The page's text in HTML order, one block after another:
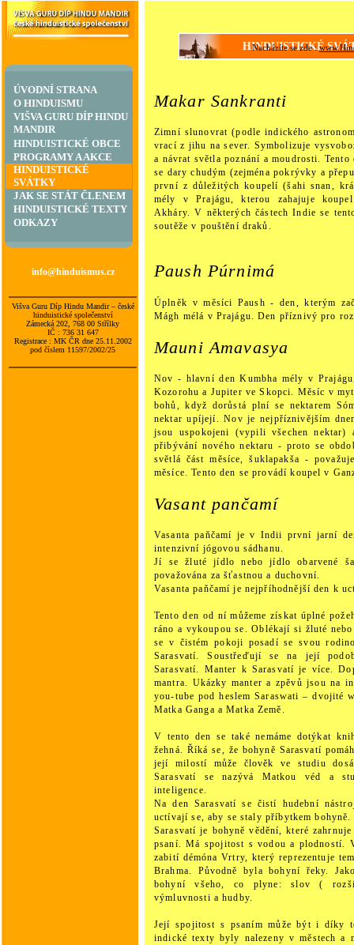
Nacházíte se zde :
HINDUISTICKÉ
Makar Sankranti
Zimní slunovrat (podle indického
vrací z jihu na sever. Symbolizuje
a návrat světla poznání a moudrosti.
se dary chudým (zejména pokrývky a
první z důležitých koupelí (šahi snan,
mély v Prajágu, kterou zahajuje
Akháry. V některých částech Indie se
soutěže v pouštění draků.
Paush Púrnimá
Úplněk v měsíci Paush - den, kterým
Mágh mélá v Prajágu. Den příznivý pro
Mauni Amavasya
Nov - hlavní den Kumbha mély v
Kozorohu a Jupiter ve Skopci. Měsíc v
bohů, když dorůstá plní se nektarem
nektar upíjejí. Nov je nejpříznivějším
jsou uspokojeni (vypili všechen nektar)
přibývání nového nektaru - proto se
světlá část měsíce, šuklapakša -
měsíce. Tento den se provádí koupel v
Vasant pančamí
Vasanta paňčamí je v Indii první jarní
intenzivní jógovou sádhanu.
Jí se žluté jídlo nebo jídlo obarvené
považována za šťastnou a duchovní.
Vasanta paňčamí je nejpříhodnější den k
Tento den od ní můžeme získat úplné
ráno a vykoupou se. Oblékají si žluté
se v čistém pokoji posadí se svou
Sarasvatí. Soustřeďují se na její
Sarasvatí. Manter k Sarasvatí je více.
mantra. Ukázky manter a zpěvů jsou na
you-tube pod heslem Saraswati – dvojité
Matka Ganga a Matka Země.
V tento den se také nemáme dotýkat
žehná. Říká se, že bohyně Sarasvatí
její milostí může člověk ve studiu
Sarasvatí se nazývá Matkou véd a
inteligence.
Na den Sarasvatí se čistí hudební
uctívají se, aby se staly příbytkem bohyně.
Sarasvatí je bohyně vědění, které
psaní. Má spojitost s vodou a plodností.
zabití démóna Vrtry, který reprezentuje
Brahma. Původně byla bohyní řeky.
bohyní všeho, co plyne: slov (
výmluvnosti a hudby.
Její spojitost s psaním může být i díky
indické texty byly nalezeny v městech a
ÚVODNÍ STRANA
O HINDUISMU
VIŠVA GURU DÍP HINDU
MANDIR
HINDUISTICKÉ OBCE
PROGRAMY A AKCE
HINDUISTICKÉ
SVÁTKY
JAK SE STÁT ČLENEM
HINDUISTICKÉ TEXTY
ODKAZY
Višva Guru Díp Hindu Mandir – české
hinduistické společenství
Zámecká 202, 768 00 Střílky
IČ : 736 31 647
Registrace : MK ČR dne 25.11.2002
pod číslem 11597/2002/25
info@hinduismus.cz